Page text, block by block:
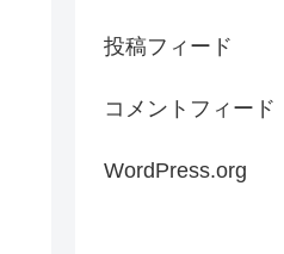
投稿フィード
コメントフィード
WordPress.org